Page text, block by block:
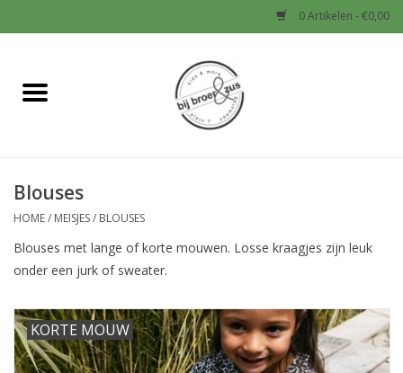
0 Artikelen - €0,00
Home
Baby
Jongens
Sale!
Blouses
HOME/ MEISJES/ BLOUSES
Blouses met lange of korte mouwen. Losse kraagjes zijn leuk
onder een jurk of sweater.
KORTE MOUW